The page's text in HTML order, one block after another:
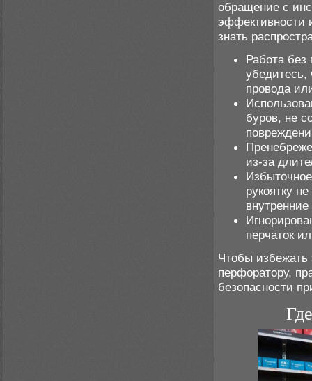
обращение с
эффективности
знать
Работа без
убедитесь,
провода
буров, не
из-за
рукоятку
перчаток
Чтобы избежать
перфоратору,
безопасности